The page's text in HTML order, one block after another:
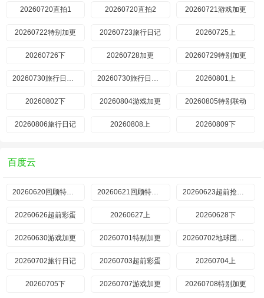
20260720直拍1 ​20260720直拍2 20260721游戏加更
20260722特别加更 20260723旅行日记 20260725上
20260726下 20260728加更 20260729特别加更
20260801上
20260802下 20260804游戏加更 20260805特别联动
20260806旅行日记 20260808上 20260809下
百度云
20260620回顾特辑上 20260621回顾特辑下 20260623超前抢鲜看
20260626超前彩蛋 20260627上 20260628下
20260630游戏加更 20260701特别加更 20260702地球团集结前
20260702旅行日记 20260703超前彩蛋 20260704上
20260705下 20260707游戏加更 20260708特别加更